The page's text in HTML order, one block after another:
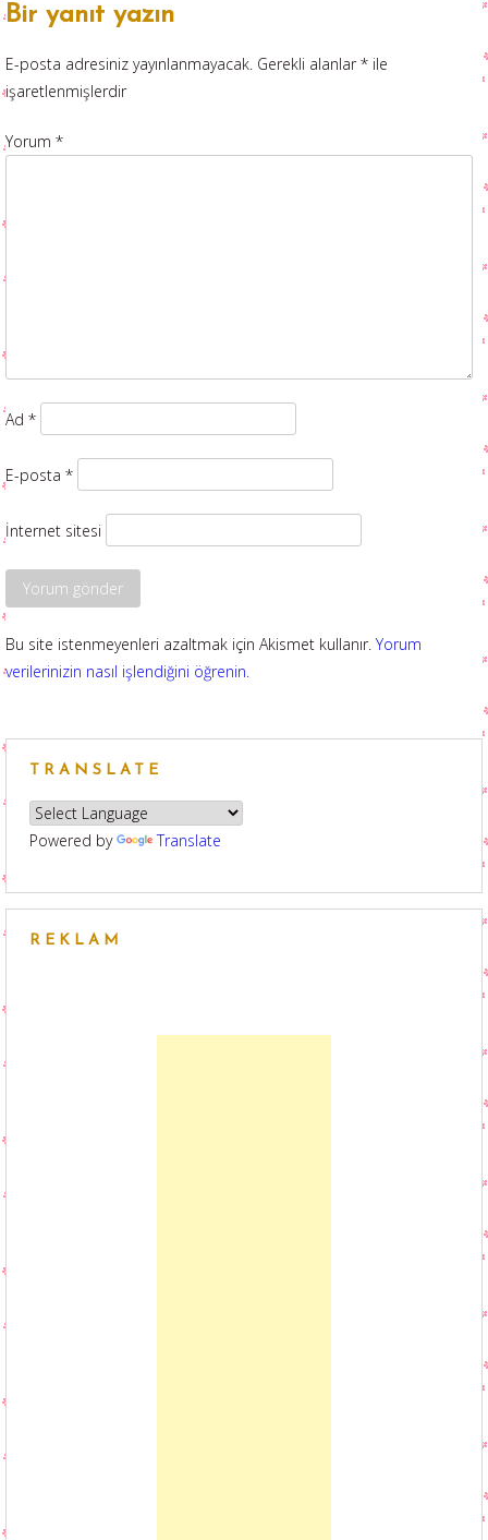
Bir yanıt yazın
E-posta adresiniz yayınlanmayacak. Gerekli alanlar* ile
işaretlenmişlerdir
Yorum *
Ad *
E-posta *
İnternet sitesi
Bu site istenmeyenleri azaltmak için Akismet kullanır. Yorum
verilerinizin nasıl işlendiğini öğrenin.
TRANSLATE
Powered by Translate
REKLAM